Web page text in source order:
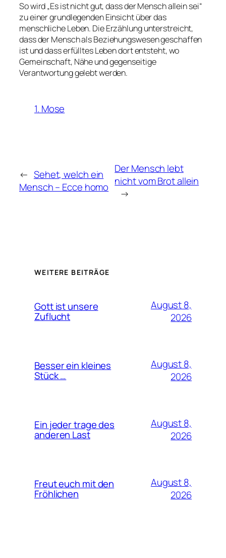
So wird „Es ist nicht gut, dass der Mensch allein sei“
zu einer grundlegenden Einsicht über das
menschliche Leben. Die Erzählung unterstreicht,
dass der Mensch als Beziehungswesen geschaffen
ist und dass erfülltes Leben dort entsteht, wo
Gemeinschaft, Nähe und gegenseitige
Verantwortung gelebt werden.
1. Mose
← Sehet, welch ein
Mensch – Ecce homo
Der Mensch lebt
nicht vom Brot allein
→
WEITERE BEITRÄGE
Gott ist unsere
Zuflucht
August 8,
2026
Besser ein kleines
Stück …
August 8,
2026
Ein jeder trage des
anderen Last
August 8,
2026
Freut euch mit den
Fröhlichen
August 8,
2026